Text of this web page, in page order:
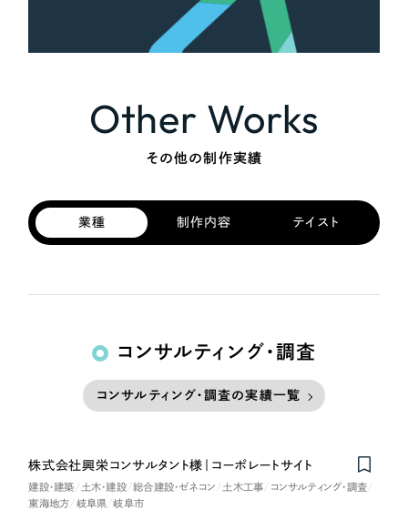
Other Works
その他の制作実績
業種 制作内容 テイスト
コンサルティング・調査
コンサルティング・調査の実績一覧
株式会社興栄コンサルタント様｜コーポレートサイト
建設・建築 土木・建設 総合建設・ゼネコン 土木工事
コンサルティング・調査
東海地方
岐阜県 岐阜市